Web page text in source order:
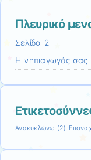
Πλευρικό
Σελίδα 2
Η νηπιαγωγός σας
Ανακυκλώνω (2)